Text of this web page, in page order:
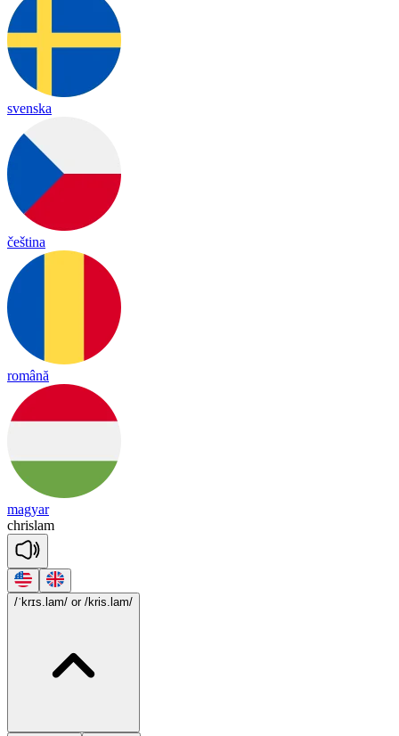
svenska
čeština
română
magyar
chrislam
/ˈkrɪs.lam/ or /kris.lam/